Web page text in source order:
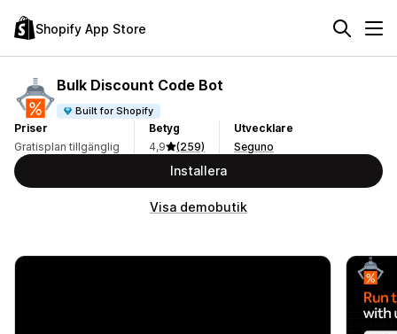
Shopify App Store
Bulk Discount Code Bot
Built for Shopify
Priser
Gratisplan tillgänglig
Betyg
4,9
(259)
Utvecklare
Seguno
Installera
Visa demobutik